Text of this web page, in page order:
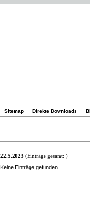
Sitemap Direkte Downloads
22.5.2023 (Einträge gesamt: )
Keine Einträge gefunden...